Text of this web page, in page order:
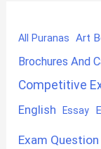
All Puranas Art
Brochures And
Competitive
English Essay
Exam